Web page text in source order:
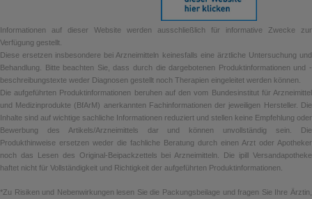
Informationen auf dieser Website werden ausschließlich für informative Zwecke zur
Verfügung gestellt.
Diese ersetzen insbesondere bei Arzneimitteln keinesfalls eine ärztliche Untersuchung und
Behandlung. Bitte beachten Sie, dass durch die dargebotenen Produktinformationen und -
beschreibungstexte weder Diagnosen gestellt noch Therapien eingeleitet werden können.
Die aufgeführten Produktinformationen beruhen auf den vom Bundesinstitut für Arzneimittel
und Medizinprodukte (BfArM) anerkannten Fachinformationen der jeweiligen Hersteller. Die
Inhalte sind auf wichtige sachliche Informationen reduziert und stellen keine Empfehlung oder
Bewerbung des Artikels/Arzneimittels dar und können unvollständig sein. Die
Produkthinweise ersetzen weder die fachliche Beratung durch einen Arzt oder Apotheker
noch das Lesen des Original-Beipackzettels bei Arzneimitteln. Die ipill Versandapotheke
haftet nicht für Vollständigkeit und Richtigkeit der aufgeführten Produktinformationen.
*Zu Risiken und Nebenwirkungen lesen Sie die Packungsbeilage und fragen Sie Ihre Ärztin,